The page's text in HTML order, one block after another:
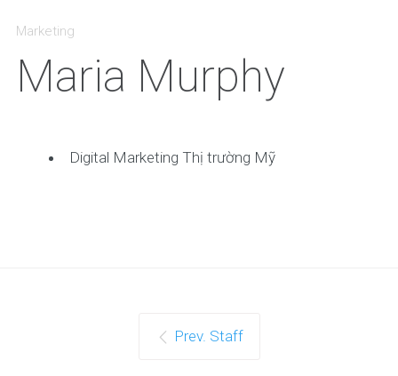
Marketing
Maria Murphy
Digital Marketing Thị trường Mỹ
Prev. Staff